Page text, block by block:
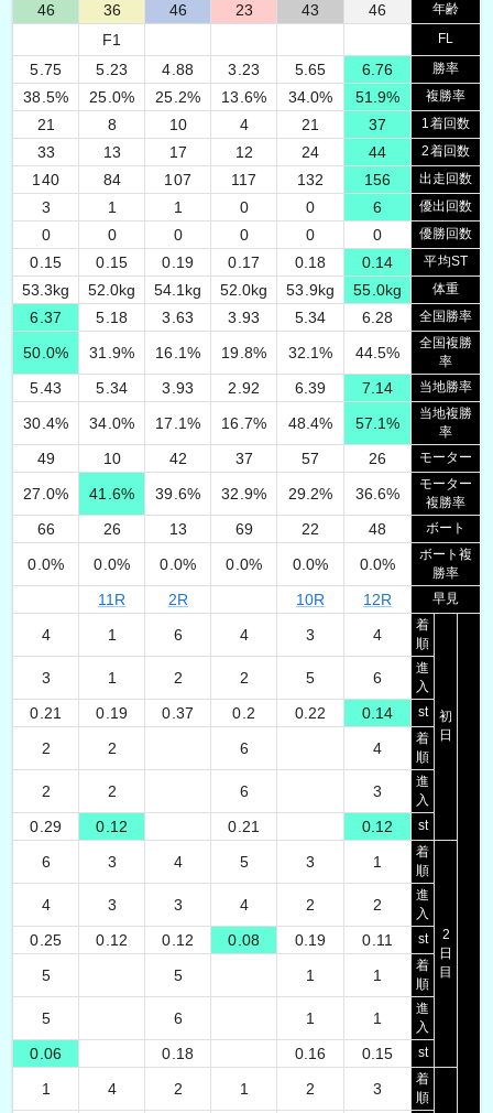
46 36 46 23 43 46 年齢
F1 FL
5.75 5.23 4.88 3.23 5.65 6.76 勝率
38.5% 25.0% 25.2% 13.6% 34.0% 51.9% 複勝率
21 8 10 4 21 37 1着回数
33 13 17 12 24 44 2着回数
140 84 107 117 132 156 出走回数
3 1 1 0 0 6 優出回数
0 0 0 0 0 0 優勝回数
0.15 0.15 0.19 0.17 0.18 0.14 平均ST
53.3kg 52.0kg 54.1 kg 52.0kg 53.9kg 55.0kg 体重
6.37 5.18 3.63 3.93 5.34 6.28 全国勝率
50.0% 31.9% 16.1% 19.8% 32.1% 44.5%
全国複勝
率
5.43 5.34 3.93 2.92 6.39 7.14 当地勝率
30.4% 34.0% 17.1% 16.7% 48.4% 57.1%
当地複勝
率
49 10 42 37 57 26 モーター
27.0% 41.6% 39.6% 32.9% 29.2% 36.6%
モーター
複勝率
66 26 13 69 22 48 ボート
0.0% 0.0% 0.0% 0.0% 0.0% 0.0%
ボート複
勝率
11 R 2R 10R 12R 早見
4 1 6 4 3 4
着
順
初
日
3 1 2 2 5 6
進
入
0.21 0.19 0.37 0.2 0.22 0.14 st
2 2 6 4
着
順
2 2 6 3
進
入
0.29 0.12 0.21 0.12 st
6 3 4 5 3 1
着
順
2
日
目
4 3 3 4 2 2
進
入
0.25 0.12 0.12 0.08 0.19 0.11 st
5 5 1 1
着
順
5 6 1 1
進
入
0.06 0.18 0.16 0.15 st
1 4 2 1 2 3
着
順